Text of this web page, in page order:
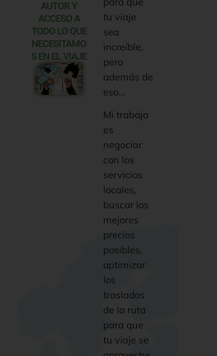
AUTOR Y
ACCESO A
TODO LO QUE
NECESITAMO
S EN EL VIAJE
tu viaje
sea
increíble,
pero
además de
eso…
Mi trabajo
es
negociar
con los
servicios
locales,
buscar los
mejores
precios
posibles,
optimizar
los
traslados
de la ruta
para que
tu viaje se